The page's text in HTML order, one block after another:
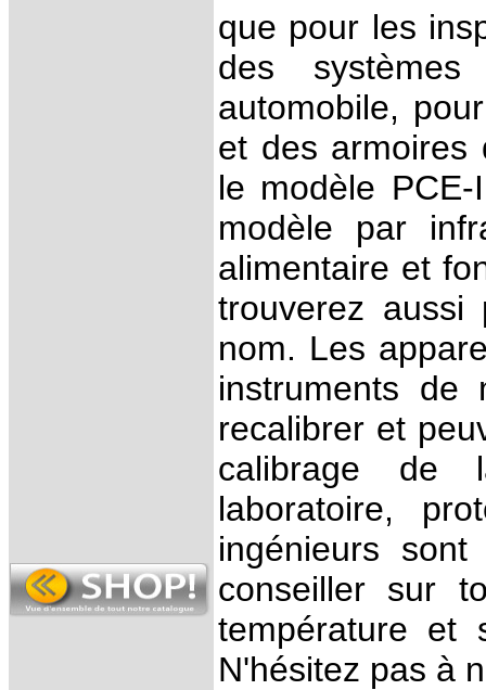
que pour les
des
automobile,
et des armoires
le modèle
modèle par
alimentaire et
trouverez
nom. Les
instruments de
recalibrer et
calibrage de
laboratoire,
ingénieurs
conseiller sur
température
N'hésitez pas à